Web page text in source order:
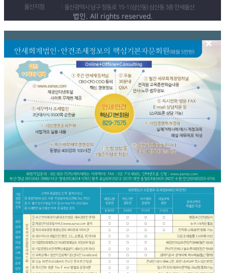
울산지점
울산광역시 남구 정동로 15-1 (삼산동) 삼산동 3층 안세울산
법인. All rights reserved.